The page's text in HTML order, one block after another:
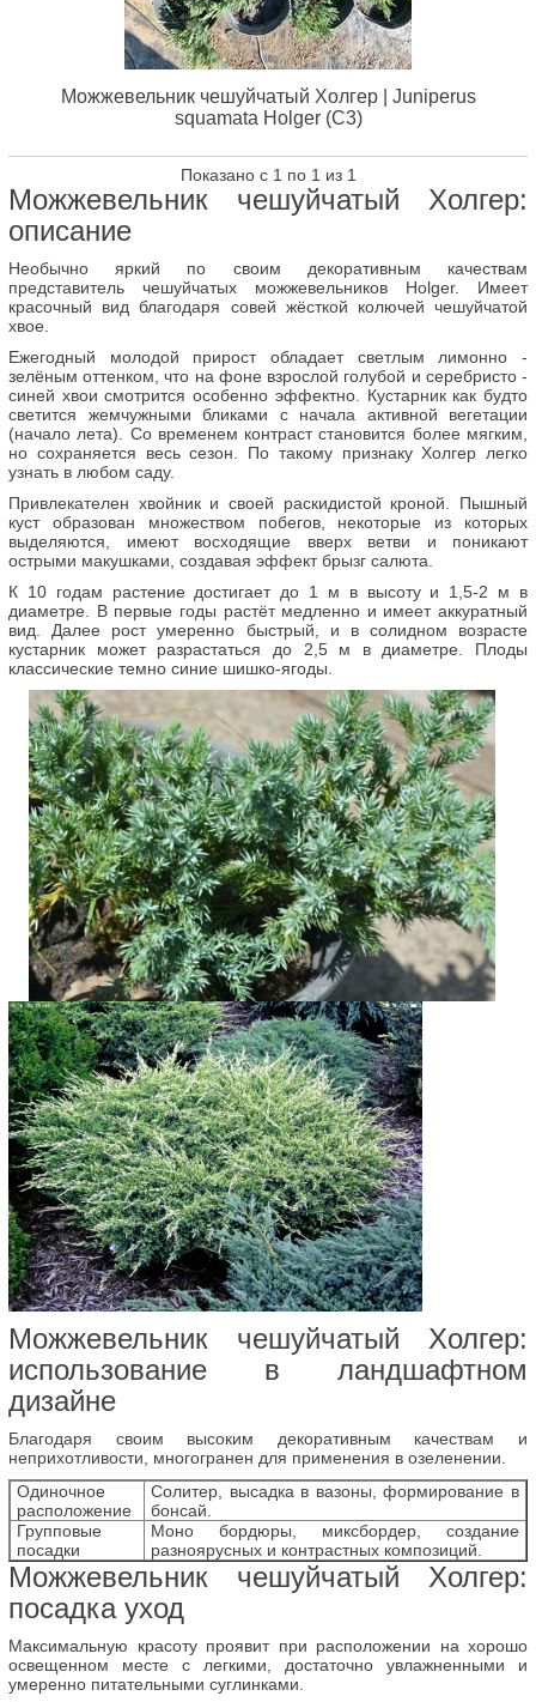
Можжевельник чешуйчатый Холгер | Juniperus
squamata Holger (С3)
Показано с 1 по 1 из 1
Можжевельник чешуйчатый Холгер:
описание
Необычно яркий по своим декоративным качествам
представитель чешуйчатых можжевельников Holger. Имеет
красочный вид благодаря совей жёсткой колючей чешуйчатой
хвое.
Ежегодный молодой прирост обладает светлым лимонно -
зелёным оттенком, что на фоне взрослой голубой и серебристо -
синей хвои смотрится особенно эффектно. Кустарник как будто
светится жемчужными бликами с начала активной вегетации
(начало лета). Со временем контраст становится более мягким,
но сохраняется весь сезон. По такому признаку Холгер легко
узнать в любом саду.
Привлекателен хвойник и своей раскидистой кроной. Пышный
куст образован множеством побегов, некоторые из которых
выделяются, имеют восходящие вверх ветви и поникают
острыми макушками, создавая эффект брызг салюта.
К 10 годам растение достигает до 1 м в высоту и 1,5-2 м в
диаметре. В первые годы растёт медленно и имеет аккуратный
вид. Далее рост умеренно быстрый, и в солидном возрасте
кустарник может разрастаться до 2,5 м в диаметре. Плоды
классические темно синие шишко-ягоды.
Можжевельник чешуйчатый Холгер:
использование в ландшафтном
дизайне
Благодаря своим высоким декоративным качествам и
неприхотливости, многогранен для применения в озеленении.
Одиночное
расположение
Солитер, высадка в вазоны, формирование в
бонсай.
Групповые
посадки
Моно бордюры, миксбордер, создание
разноярусных и контрастных композиций.
Можжевельник чешуйчатый Холгер:
посадка уход
Максимальную красоту проявит при расположении на хорошо
освещенном месте с легкими, достаточно увлажненными и
умеренно питательными суглинками.